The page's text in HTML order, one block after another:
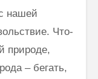
нашей
Что-
природе,
– бегать,